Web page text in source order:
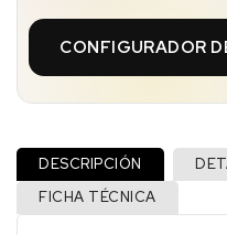
CONFIGURADOR
DESCRIPCIÓN
FICHA TÉCNICA